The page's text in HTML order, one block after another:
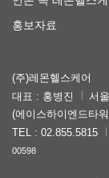
홍보자료
(주)레몬헬스케어
대표 : 홍병진
서
(에이스하이엔드타
TEL : 02.855.5815
00598